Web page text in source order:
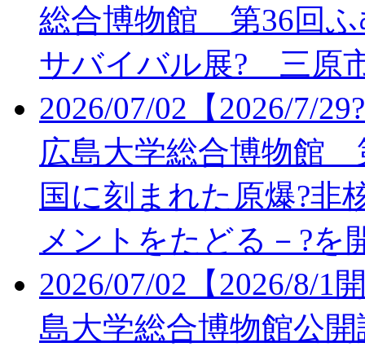
総合博物館 第36回ふ
サバイバル展? 三原
2026/07/02 【2026/7/
広島大学総合博物館
国に刻まれた原爆?非
メントをたどる－?を
2026/07/02 【2026/8/1
島大学総合博物館公